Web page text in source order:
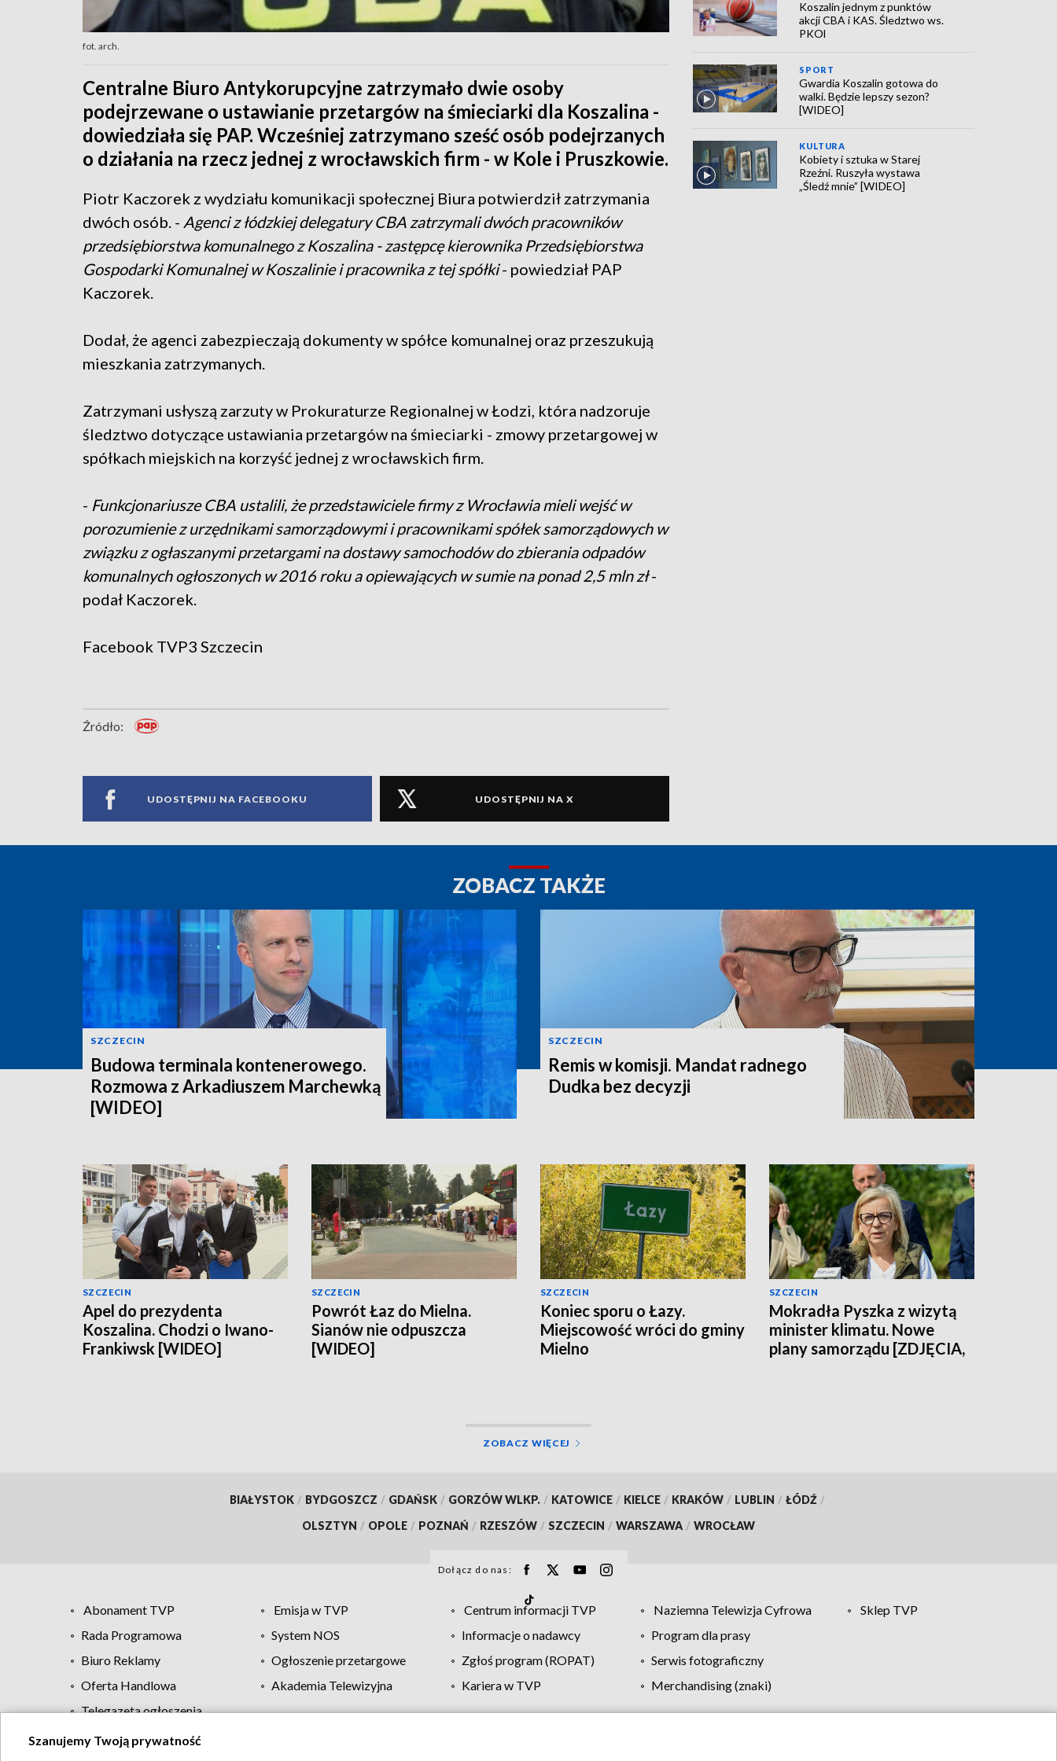
fot. arch.
Centralne Biuro Antykorupcyjne zatrzymało dwie osoby
podejrzewane o ustawianie przetargów na śmieciarki dla Koszalina -
dowiedziała się PAP. Wcześniej zatrzymano sześć osób podejrzanych
o działania na rzecz jednej z wrocławskich firm - w Kole i Pruszkowie.
Piotr Kaczorek z wydziału komunikacji społecznej Biura potwierdził zatrzymania
dwóch osób. - Agenci z łódzkiej delegatury CBA zatrzymali dwóch pracowników
przedsiębiorstwa komunalnego z Koszalina - zastępcę kierownika Przedsiębiorstwa
Gospodarki Komunalnej w Koszalinie i pracownika z tej spółki- powiedział PAP
Kaczorek.
Dodał, że agenci zabezpieczają dokumenty w spółce komunalnej oraz przeszukują
mieszkania zatrzymanych.
Zatrzymani usłyszą zarzuty w Prokuraturze Regionalnej w Łodzi, która nadzoruje
śledztwo dotyczące ustawiania przetargów na śmieciarki - zmowy przetargowej w
spółkach miejskich na korzyść jednej z wrocławskich firm.
- Funkcjonariusze CBA ustalili, że przedstawiciele firmy z Wrocławia mieli wejść w
porozumienie z urzędnikami samorządowymi i pracownikami spółek samorządowych w
związku z ogłaszanymi przetargami na dostawy samochodów do zbierania odpadów
komunalnych ogłoszonych w 2016 roku a opiewających w sumie na ponad 2,5 mln zł-
podał Kaczorek.
Facebook TVP3 Szczecin
Źródło:
UDOSTĘPNIJ NA FACEBOOKU UDOSTĘPNIJ NA X
Koszalin jednym z punktów
akcji CBA i KAS. Śledztwo ws.
PKOl
SPORT
Gwardia Koszalin gotowa do
walki. Będzie lepszy sezon?
[WIDEO]
KULTURA
Kobiety i sztuka w Starej
Rzeźni. Ruszyła wystawa
„Śledź mnie” [WIDEO]
ZOBACZ TAKŻE
SZCZECIN
Budowa terminala kontenerowego.
Rozmowa z Arkadiuszem Marchewką
[WIDEO]
SZCZECIN
Remis w komisji. Mandat radnego
Dudka bez decyzji
SZCZECIN
Apel do prezydenta
Koszalina. Chodzi o Iwano-
Frankiwsk [WIDEO]
SZCZECIN
Powrót Łaz do Mielna.
Sianów nie odpuszcza
[WIDEO]
SZCZECIN
Koniec sporu o Łazy.
Miejscowość wróci do gminy
Mielno
SZCZECIN
Mokradła Pyszka z wizytą
minister klimatu. Nowe
plany samorządu [ZDJĘCIA,
ZOBACZ WIĘCEJ
BIAŁYSTOK / BYDGOSZCZ / GDAŃSK / GORZÓW WLKP. / KATOWICE / KIELCE / KRAKÓW / LUBLIN / ŁÓDŹ /
OLSZTYN / OPOLE / POZNAŃ / RZESZÓW / SZCZECIN / WARSZAWA / WROCŁAW
Dołącz do nas:
Abonament TVP Emisja w TVP Centrum informacji TVP Naziemna Telewizja Cyfrowa
Sklep TVP
Rada Programowa
System NOS Informacje o nadawcy
Program dla prasy
Biuro Reklamy
Ogłoszenie przetargowe Zgłoś program (ROPAT)
Serwis fotograficzny
Oferta Handlowa
Akademia Telewizyjna Kariera w TVP
Merchandising (znaki)
Telegazeta ogłoszenia
Szanujemy Twoją prywatność